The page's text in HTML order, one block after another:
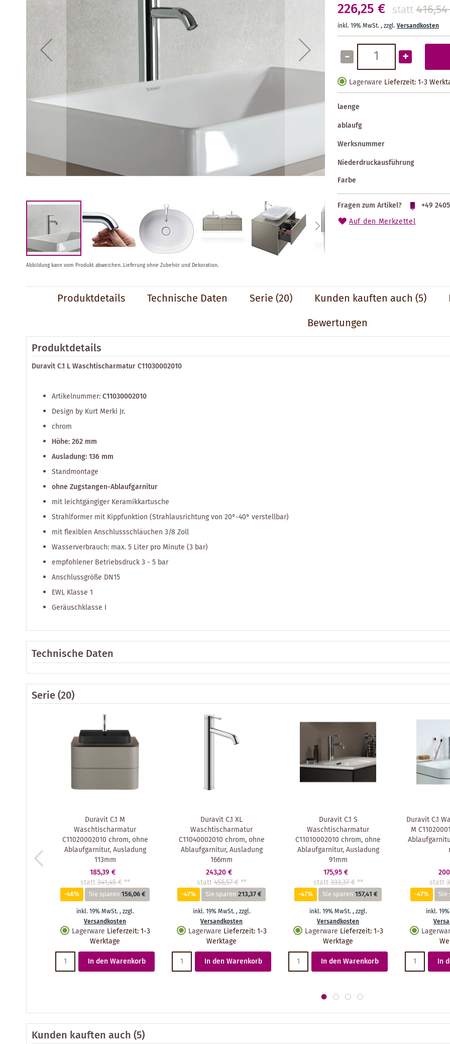
226,25 € statt
inkl. 19% MwSt.,zzgl.Versandkosten
- +
Lagerware Lieferzeit: 1-3
laenge
ablaufg
Werksnummer
Niederdruckausführung
Farbe
Fragen zum Artikel? +49
Auf den Merkzettel
Zum
Anfang
Abbildung kann vom Produkt abweichen. Lieferung ohne Zubehör und Dekoration.
Produktdetails Technische Daten Serie(20) Kunden kauften auch (5)
Bewertungen
Produktdetails
Duravit C.1 L Waschtischarmatur C11030002010
Artikelnummer:C11030002010
Design by Kurt Merki Jr.
chrom
Höhe: 262 mm
Ausladung: 136 mm
Standmontage
ohne Zugstangen-Ablaufgarnitur
mit leichtgängiger Keramikkartusche
Strahlformer mit Kippfunktion (Strahlausrichtung von 20°-40° verstellbar)
mit flexiblen Anschlussschläuchen 3/8 Zoll
Wasserverbrauch: max. 5 Liter pro Minute (3 bar)
empfohlener Betriebsdruck 3 - 5 bar
Anschlussgröße DN15
EWL Klasse 1
Geräuschklasse I
Technische Daten
Serie(20)
Duravit C.1 M
Waschtischarmatur
C11020002010 chrom, ohne
Ablaufgarnitur, Ausladung
113mm
185,39 €
statt341,45 € **
-46% Sie sparen156,06 €
inkl. 19% MwSt.,zzgl.
Versandkosten
Lagerware Lieferzeit:1-3
Werktage
In den Warenkorb
Duravit C.1 XL
Waschtischarmatur
C11040002010 chrom, ohne
Ablaufgarnitur, Ausladung
166mm
243,20 €
statt456,57 € **
-47% Sie sparen213,37 €
inkl. 19% MwSt.,zzgl.
Versandkosten
Lagerware Lieferzeit:1-3
Werktage
In den Warenkorb
Duravit C.1 S
Waschtischarmatur
C11010002010 chrom, ohne
Ablaufgarnitur, Ausladung
91mm
175,95 €
statt333,37 € **
-47% Sie sparen157,41 €
inkl. 19% MwSt.,zzgl.
Versandkosten
Lagerware Lieferzeit:1-3
Werktage
In den Warenkorb
Duravit C.1
M
statt
-47% Sie
inkl.
In
Kunden kauften auch(5)